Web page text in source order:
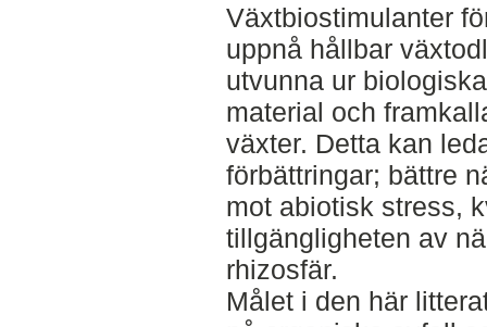
Växtbiostimulanter
uppnå hållbar
utvunna ur
material och
växter. Detta kan
förbättringar; bättre
mot abiotisk stress,
tillgängligheten av
rhizosfär.
Målet i den här